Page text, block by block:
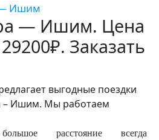
Ишим
— Ишим. Цена
Заказать
расстояние всегда